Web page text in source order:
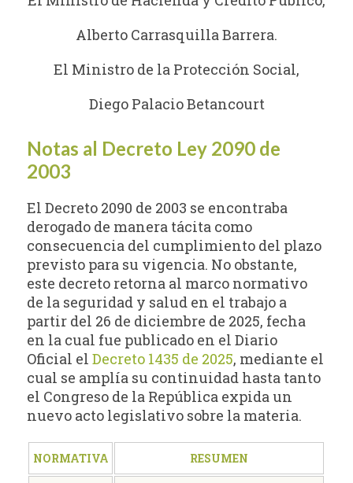
Alberto Carrasquilla Barrera.
El Ministro de la Protección Social,
Diego Palacio Betancourt
Notas al Decreto Ley 2090 de
2003
El Decreto 2090 de 2003 se encontraba
derogado de manera tácita como
consecuencia del cumplimiento del plazo
previsto para su vigencia. No obstante,
este decreto retorna al marco normativo
de la seguridad y salud en el trabajo a
partir del 26 de diciembre de 2025, fecha
en la cual fue publicado en el Diario
Oficial elDecreto 1435 de 2025, mediante el
cual se amplía su continuidad hasta tanto
el Congreso de la República expida un
nuevo acto legislativo sobre la materia.
NORMATIVA RESUMEN